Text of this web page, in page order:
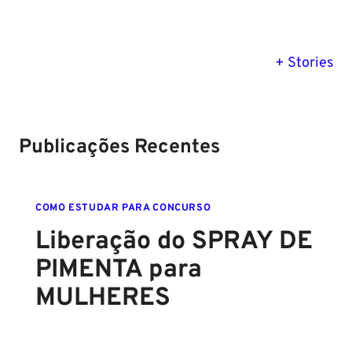
+ Stories
MG:
Publicações Recentes
COMO ESTUDAR PARA CONCURSO
Liberação do SPRAY DE
PIMENTA para
MULHERES